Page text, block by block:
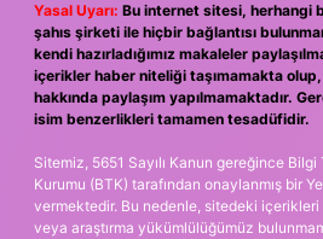
Yasal Uyarı: Bu internet sitesi, herhangi
şahıs şirketi ile hiçbir bağlantısı
kendi hazırladığımız makaleler
içerikler haber niteliği taşımamakta
hakkında paylaşım yapılmamaktadır.
isim benzerlikleri tamamen tesadüfidir.
Sitemiz, 5651 Sayılı Kanun gereğince
Kurumu (BTK) tarafından onaylanmış bir
vermektedir. Bu nedenle, sitedeki
veya araştırma yükümlülüğümüz